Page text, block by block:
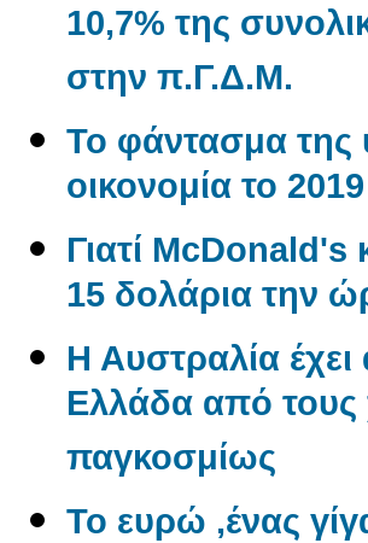
10,7% της
στην π.Γ.Δ.Μ.
Το φάντασμα
οικονομία το 2019
Γιατί
15 δολάρια την
Η Αυστραλία
Ελλάδα από τους
παγκοσμίως
Το ευρώ ,ένας